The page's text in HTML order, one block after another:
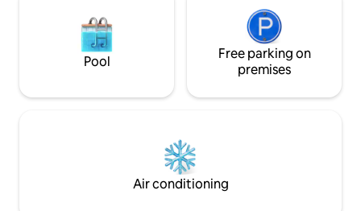
climatizado con iluminación nocturna y
una zona de asientos para poder
relajarte leyendo un libro o tomando un
cóctel. El apartamento dispone de dos
ellas está completamente acristalada
como las de las dos habitaciones
disponen de estores opacos
automáticos para así crear privacidad
entre una zona y otra a la hora de
Pool
Free parking on
premises
Air conditioning